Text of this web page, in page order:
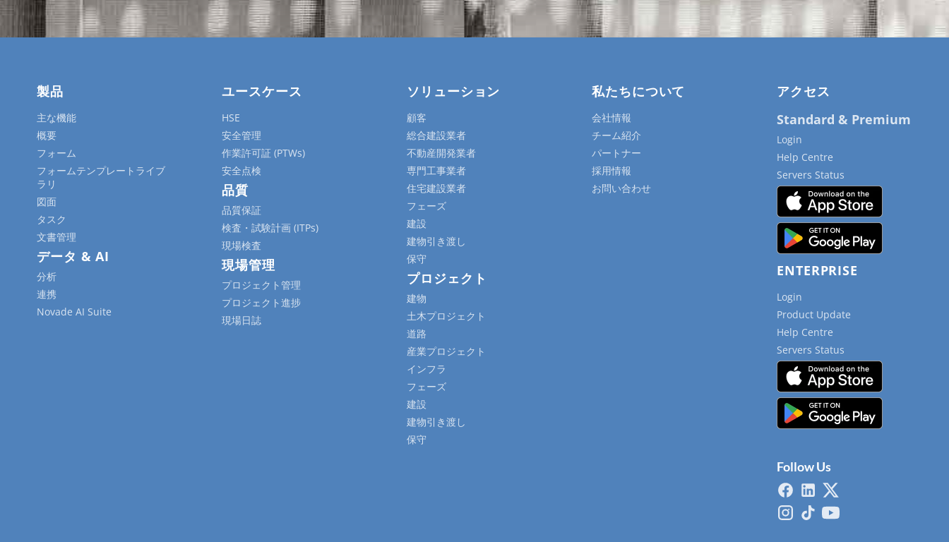
製品
主な機能
概要
フォーム
フォームテンプレートライブ
ラリ
図面
タスク
文書管理
データ & AI
分析
連携
Novade AI Suite
ユースケース
HSE
安全管理
作業許可証 (PTWs)
安全点検
品質
品質保証
検査・試験計画 (ITPs)
現場検査
現場管理
プロジェクト管理
プロジェクト進捗
現場日誌
ソリューション
顧客
総合建設業者
不動産開発業者
専門工事業者
住宅建設業者
フェーズ
建設
建物引き渡し
保守
プロジェクト
建物
土木プロジェクト
道路
産業プロジェクト
インフラ
フェーズ
建設
建物引き渡し
保守
私たちについて
会社情報
チーム紹介
パートナー
採用情報
お問い合わせ
アクセス
Standard & Premium
Login
Help Centre
Servers Status
ENTERPRISE
Login
Product Update
Help Centre
Servers Status
Follow Us